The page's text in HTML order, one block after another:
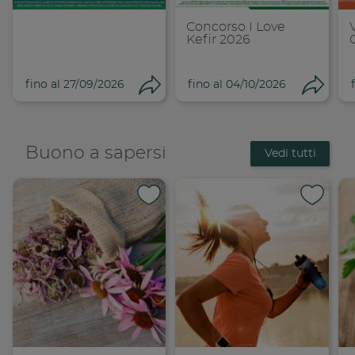
fino al 27/09/2026
Condividi su
Copia link
Concorso I Love
Kefir 2026
fino al 04/10/2026
Buono a sapersi Vedi tutti